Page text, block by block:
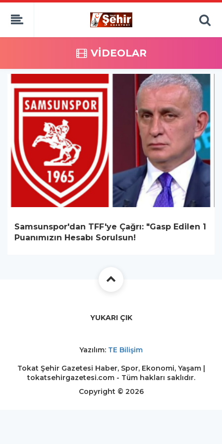
VİDEOLAR
Samsunspor'dan TFF'ye Çağrı: "Gasp Edilen 1
Puanımızın Hesabı Sorulsun!
YUKARI ÇIK
Yazılım: TE Bilişim
Tokat Şehir Gazetesi Haber, Spor, Ekonomi, Yaşam |
tokatsehirgazetesi.com - Tüm hakları saklıdır.
Copyright © 2026